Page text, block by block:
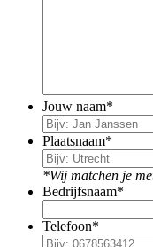
Jouw naam*
Plaatsnaam*
*Wij matchen je
Bedrijfsnaam*
Telefoon*